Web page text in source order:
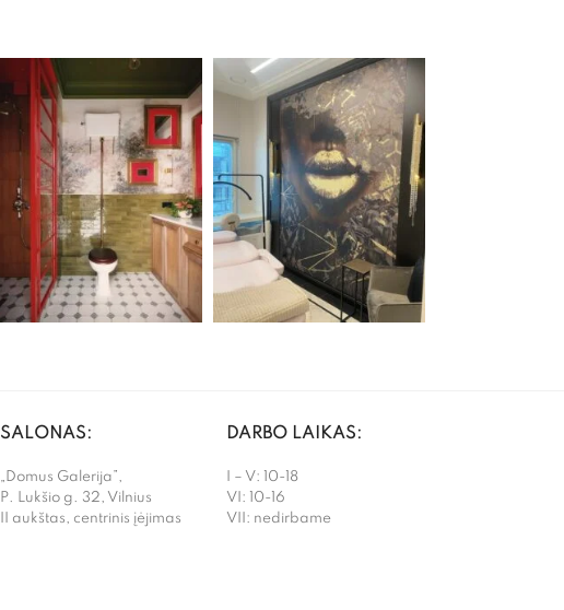
SALONAS:
„Domus Galerija”,
P. Lukšio g. 32, Vilnius
II aukštas, centrinis įėjimas
DARBO LAIKAS:
I – V: 10-18
VI: 10-16
VII: nedirbame